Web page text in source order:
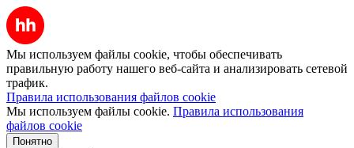
Мы используем файлы cookie, чтобы обеспечивать
правильную работу нашего веб-сайта и анализировать сетевой
трафик.
Правила использования файлов cookie
Мы используем файлы cookie. Правила использования
файлов cookie
Понятно